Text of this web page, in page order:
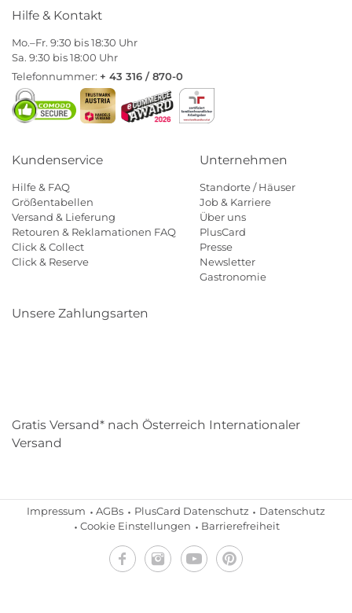
Hilfe & Kontakt
Mo.–Fr. 9:30 bis 18:30 Uhr
Sa. 9:30 bis 18:00 Uhr
Telefonnummer: + 43 316 / 870-0
Kundenservice
Hilfe & FAQ
Größentabellen
Versand & Lieferung
Retouren & Reklamationen FAQ
Click & Collect
Click & Reserve
Unternehmen
Standorte / Häuser
Job & Karriere
Über uns
PlusCard
Presse
Newsletter
Gastronomie
Unsere Zahlungsarten
Gratis Versand* nach Österreich Internationaler
Versand
Impressum AGBs PlusCard Datenschutz
Datenschutz
Cookie Einstellungen
Barrierefreiheit